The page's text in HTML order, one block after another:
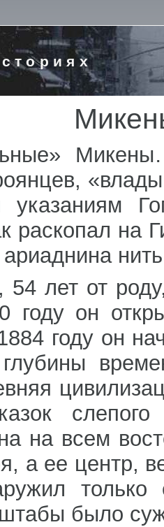
указаниям
раскопал на
54 лет от
году он
году он
на всем
а ее центр,
было